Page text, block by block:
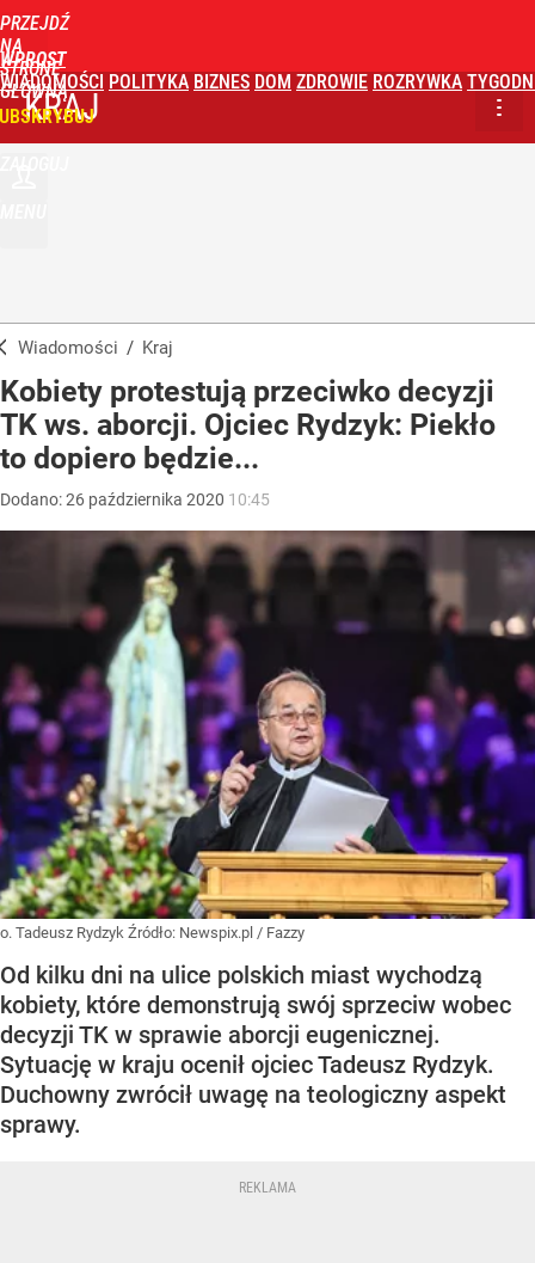
PRZEJDŹ
NA
STRONĘ
GŁÓWNĄ
WPROST
WIADOMOŚCI POLITYKA BIZNES DOM ZDROWIE ROZRYWKA
KRAJ
Wiadomości / Kraj
Kobiety protestują przeciwko decyzji
TK ws. aborcji. Ojciec Rydzyk: Piekło
to dopiero będzie...
Dodano:26 października 2020 10:45
o. Tadeusz Rydzyk Źródło: Newspix.pl / Fazzy
Od kilku dni na ulice polskich miast wychodzą
kobiety, które demonstrują swój sprzeciw wobec
decyzji TK w sprawie aborcji eugenicznej.
Sytuację w kraju ocenił ojciec Tadeusz Rydzyk.
Duchowny zwrócił uwagę na teologiczny aspekt
sprawy.